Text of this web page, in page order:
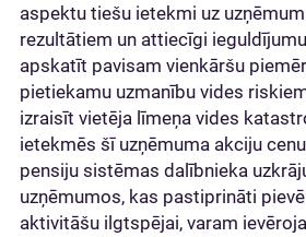
aspektu tiešu ietekmi uz
rezultātiem un attiecīgi
apskatīt pavisam vienkāršu
pietiekamu uzmanību vides
izraisīt vietēja līmeņa vides
ietekmēs šī uzņēmuma akciju
pensiju sistēmas dalībnieka
uzņēmumos, kas pastiprināti
aktivitāšu ilgtspējai, varam